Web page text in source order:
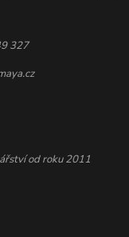
327
od roku 2011